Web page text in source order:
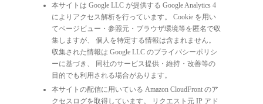
本サイトは Google LLC が提供する Google Analytics 4
によりアクセス解析を行っています。 Cookie を用い
てページビュー・参照元・ブラウザ環境等を匿名で収
集しますが、 個人を特定する情報は含まれません。
収集された情報は Google LLC のプライバシーポリシ
ーに基づき、 同社のサービス提供・維持・改善等の
目的でも利用される場合があります。
本サイトの配信に用いている Amazon CloudFront のア
クセスログを取得しています。 リクエスト元 IP アド